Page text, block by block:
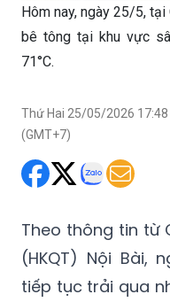
Hôm nay, ngày 25/5,
bê tông tại khu vực
71°C.
Thứ Hai 25/05/2026 17:48
(GMT+7)
Theo thông tin từ
(HKQT) Nội Bài,
tiếp tục trải qua